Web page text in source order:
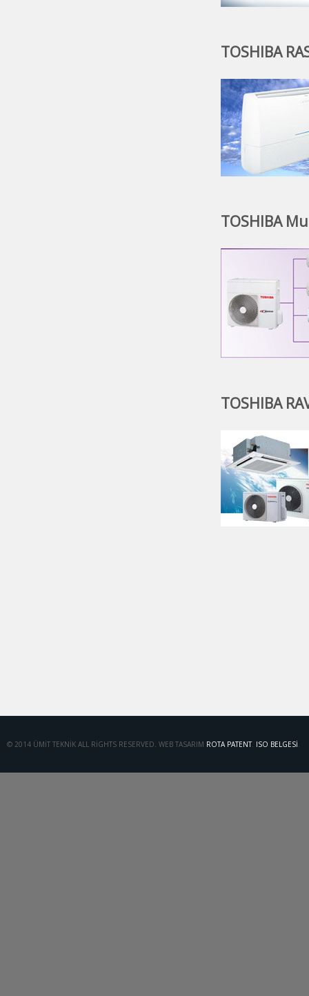
TOSHIBA
TOSHIBA
TOSHIBA
© 2014 ÜMIT TEKNIK ALL RIGHTS RESERVED. WEB TASARIM ROTA PATENT. ISO BELGESI